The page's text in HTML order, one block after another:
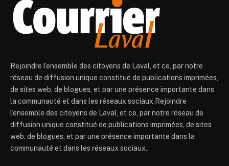
Rejoindre l’ensemble des citoyens de Laval, et ce, par notre
réseau de diffusion unique constitué de publications imprimées,
de sites web, de blogues, et par une présence importante dans
la communauté et dans les réseaux sociaux.Rejoindre
l’ensemble des citoyens de Laval, et ce, par notre réseau de
diffusion unique constitué de publications imprimées, de sites
web, de blogues, et par une présence importante dans la
communauté et dans les réseaux sociaux.